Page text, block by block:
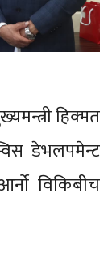
हिक्मत
डेभलपमेन्ट
विकिबीच